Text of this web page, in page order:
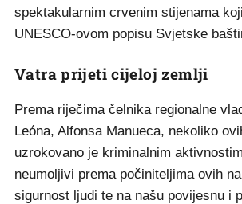
spektakularnim crvenim stijenama
UNESCO-ovom popisu Svjetske
Vatra prijeti cijeloj zemlji
Prema riječima čelnika regionalne
Leóna, Alfonsa Manueca, nekoliko
uzrokovano je kriminalnim
neumoljivi prema počiniteljima ovih
sigurnost ljudi te na našu povijesnu i